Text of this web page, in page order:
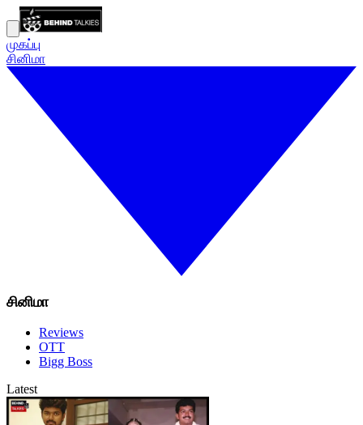
முகப்பு
சினிமா
சினிமா
Reviews
OTT
Bigg Boss
Latest